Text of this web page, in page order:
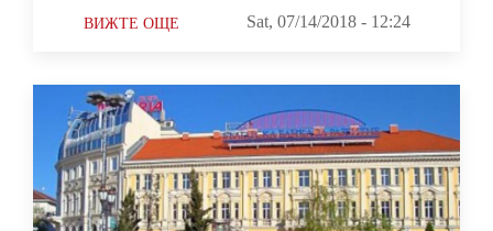
ВИЖТЕ ОЩЕ Sat, 07/14/2018 - 12:24